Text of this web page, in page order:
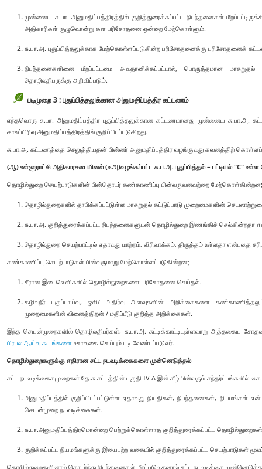
முன்னைய சு.பா. அனுமதிப்பத்திரத்தில் குறித்துரைக்கப்பட்ட நிபந்தனைகள்
அதிகாரிகள் குழுவொன்று கள பரிசோதனை ஒன்றை மேற்கொள்ளும்.
சு.பா.அ. புதுப்பித்தலுக்காக மேற்கொள்ளப்படுகின்ற பரிசோதனைக்கு பரிசோதனைக்
நிபந்தனைகளினை மீறப்பட்டமை அவதானிக்கப்பட்டால், பொருத்தமான மாசுறுதல்
தொழிலதிபருக்கு அறிவிப்படும்.
படிமுறை 3 : புதுப்பித்தலுக்கான அனுமதிப்பத்திர கட்டணம்
எந்தவொரு சு.பா. அனுமதிப்பத்திர புதுப்பித்தலுக்கான கட்டணமானது முன்னைய சு.பா.அ.
காலப்பிரிவு அனுமதிப்பத்திரத்தில் குறிப்பிடப்படுகிறது.
சு.பா.அ. கட்டணத்தை செலுத்தியதன் பின்னர் அனுமதிப்பத்திர வழங்குவது கவனத்திற்
(ஆ) உள்ளூராட்சி அதிகாரசபையினல் (உ.அ)வழங்கப்பட்ட சு.ப.அ. புதுப்பித்தல் – பட்டியல் "C"
தொழில்துறை செயற்பாடுகளின் பின்தொடர் கண்காணிப்பு பின்வருவனவற்றை மேற்கொள்கின்றன;
தொழில்துறைகளில் தாபிக்கப்பட்டுள்ள மாசுறுதல் கட்டுப்பாடு முறைமைகளின்
சு.பா.அ. குறித்துரைக்கப்பட்ட நிபந்தனைகளுடன் தொழில்துறை இணங்கிச்
தொழில்துறை செயற்பாட்டில் ஏதாவது மாற்றம், விரிவாக்கம், திருத்தம் உள்ளதா என்பதை
கண்காணிப்பு செயற்பாடுகள் பின்வருமாறு மேற்கொள்ளப்படுகின்றன;
சீரான இடைவெளிகளில் தொழில்துறைகளை பரிசோதனை செய்தல்.
கழிவுநீர் பகுப்பாய்வு, ஒலி/ அதிர்வு அளவுகளின் அறிக்கைகளை
முறைமைகளின் வினைத்திறன் / மதிப்பீடு குறித்த அறிக்கைகள்.
இந்த செயன்முறைகளில் தொழிலதிபர்கள், சு.பா.அ. சுட்டிக்காட்டியுள்ளவாறு அத்தகைய
பிரபல ஆய்வு கூடங்களை உசாவுகை செய்யும் படி வேண்டப்படுவர்.
தொழில்துறைகளுக்கு எதிரான சட்ட நடவடிக்கைகளை முன்னெடுத்தல்
சட்ட நடவடிக்கைகமுறைகள் தே.சு.சட்டத்தின் பகுதி IV A இன் கீழ் பின்வரும் சந்தர்ப்பங்களில்
அனுமதிப்பத்தில் குறிப்பிடப்பட்டுள்ள ஏதாவது நியதிகள், நிபந்தனைகள், நியமங்கள்
செயன்முறை நடவடிக்கைகள்.
சு.பா.அனுமதிப்பத்திரமொன்றை பெற்றுக்கொள்ளாத குறித்துரைக்கப்பட்ட
குறிக்கப்பட்ட நியமங்களுக்கு இயைபற்ற வகையில் குறித்துரைக்கப்பட்ட செயற்பாடுகள்
தொழில்துறைகளினால் தொடர்ந்து நிபந்தனைகள் மீறப்படுவதனால் சட்ட நடவடிக்கை